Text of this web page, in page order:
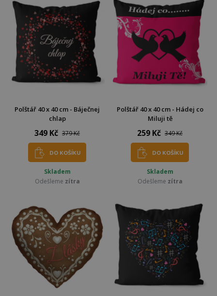
Polštář 40 x 40 cm - Báječnej
chlap
349 Kč 379 Kč
DO KOŠÍKU
Skladem
Odešleme zítra
Polštář 40 x 40 cm - Hádej co
Miluji tě
259 Kč 349 Kč
DO KOŠÍKU
Skladem
Odešleme zítra